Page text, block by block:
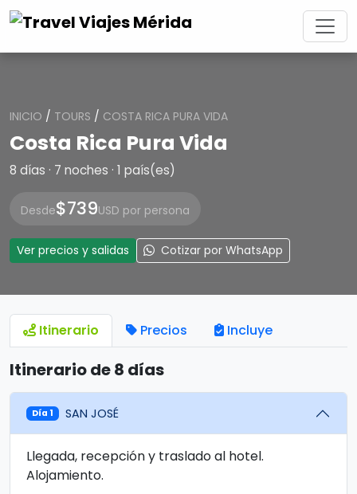
INICIO / TOURS / COSTA RICA PURA VIDA
Costa Rica Pura Vida
8 días · 7 noches · 1 país(es)
Desde$739USD por persona
Ver precios y salidas Cotizar por WhatsApp
Itinerario Precios Incluye
Itinerario de 8 días
Día 1 SAN JOSÉ
Llegada, recepción y traslado al hotel.
Alojamiento.